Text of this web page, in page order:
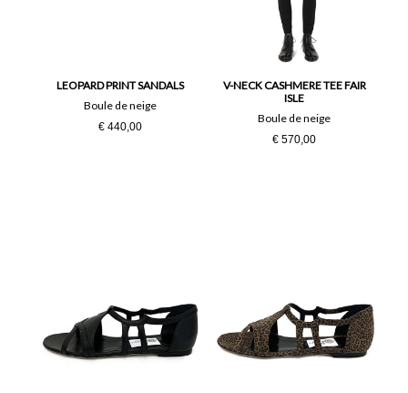
LEOPARD PRINT SANDALS
Boule de neige
€ 440,00
V-NECK CASHMERE TEE FAIR
ISLE
Boule de neige
€ 570,00